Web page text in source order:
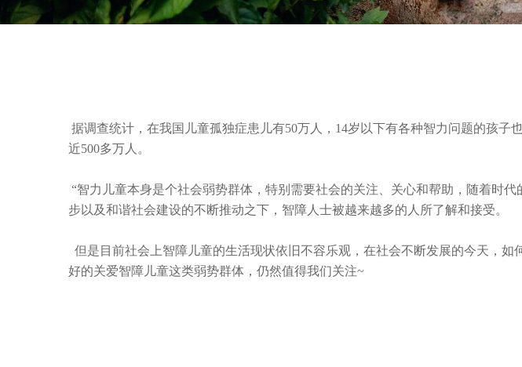
近500多万人。
步以及和谐社会建设的不断推动之下，智障人士被越来越多的人所了解和接受。
好的关爱智障儿童这类弱势群体，仍然值得我们关注~